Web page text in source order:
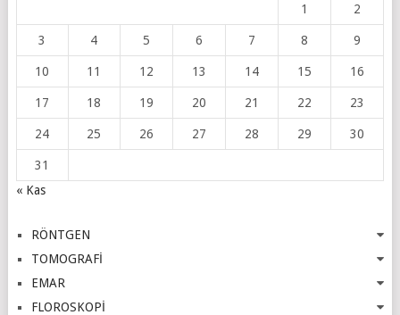
1 2
3 4 5 6 7 8 9
10 11 12 13 14 15 16
17 18 19 20 21 22 23
24 25 26 27 28 29 30
31
« Kas
RÖNTGEN
TOMOGRAFİ
EMAR
FLOROSKOPİ